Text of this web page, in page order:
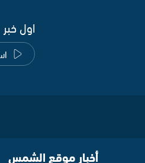
اول خبر
أخبار موقع الشمس